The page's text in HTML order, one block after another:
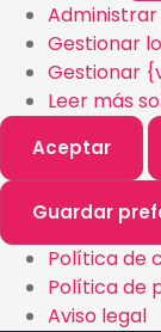
Gestionar
Gestionar
Leer más
Aceptar
Guardar
Política de
Política de
Aviso legal